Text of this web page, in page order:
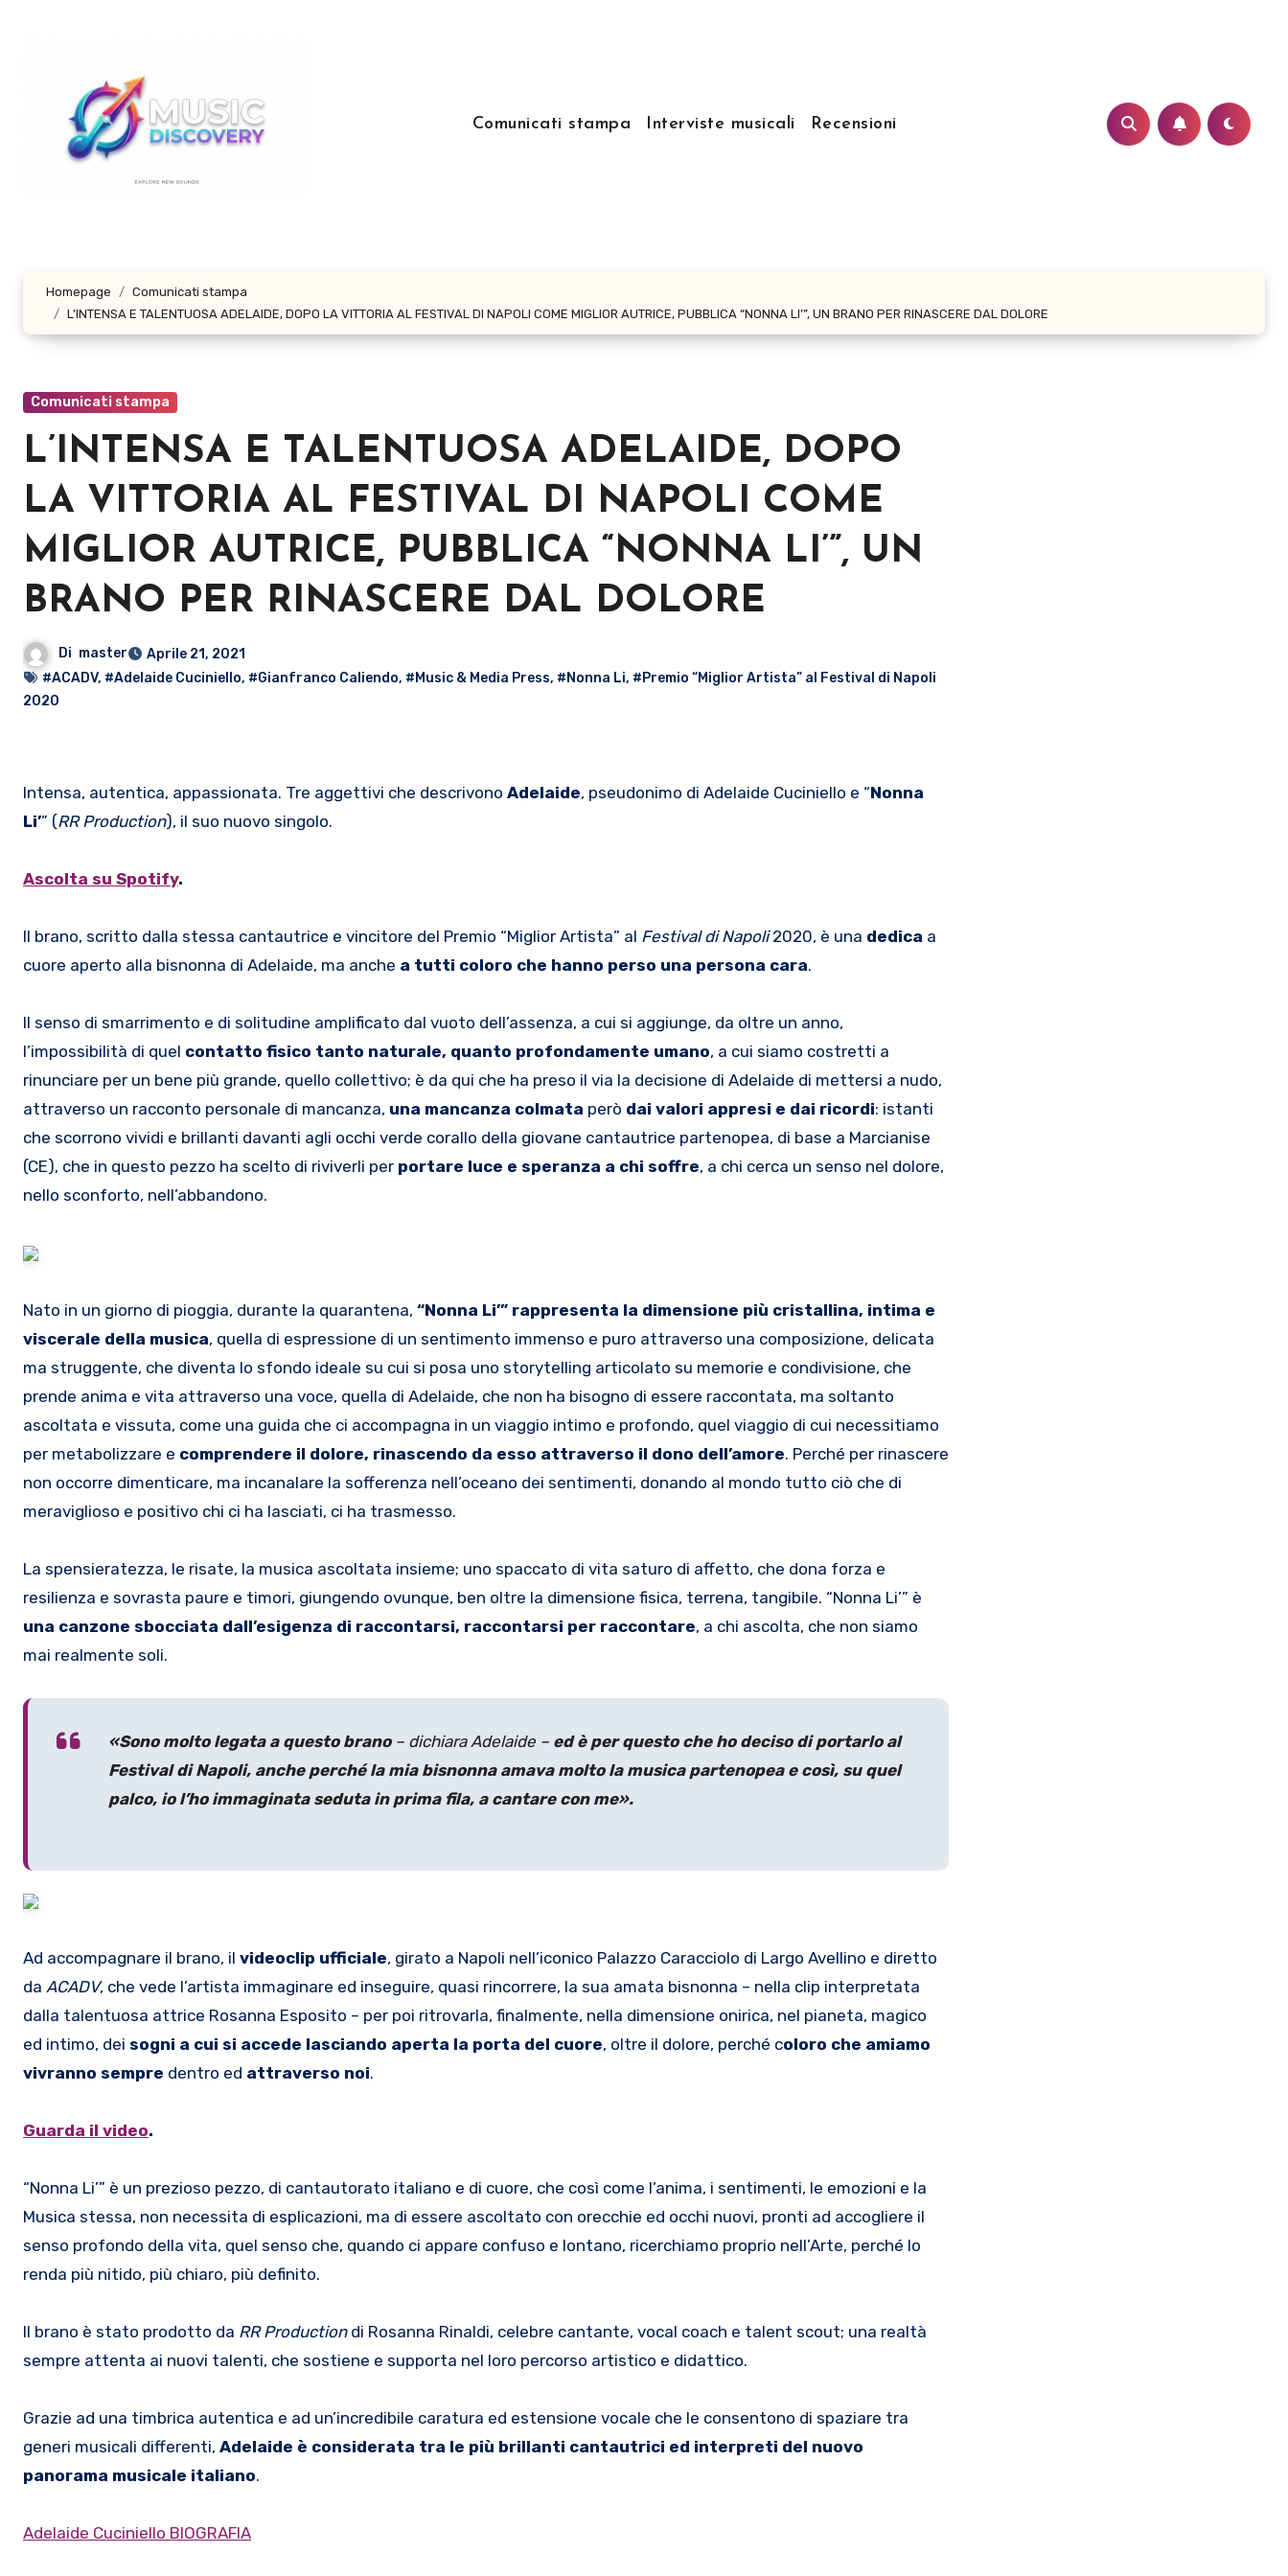
Comunicati stampa Interviste musicali Recensioni
Homepage
Comunicati stampa
L’INTENSA E TALENTUOSA ADELAIDE, DOPO LA VITTORIA AL FESTIVAL DI NAPOLI COME MIGLIOR AUTRICE, PUBBLICA “NONNA LI’”, UN BRANO PER RINASCERE DAL DOLORE
Comunicati stampa
L’INTENSA E TALENTUOSA ADELAIDE, DOPO
LA VITTORIA AL FESTIVAL DI NAPOLI COME
MIGLIOR AUTRICE, PUBBLICA “NONNA LI’”, UN
BRANO PER RINASCERE DAL DOLORE
Di master
Aprile 21, 2021
#ACADV, #Adelaide Cuciniello, #Gianfranco Caliendo, #Music & Media Press, #Nonna Li, #Premio “Miglior Artista” al Festival di Napoli
2020
Intensa, autentica, appassionata. Tre aggettivi che descrivono Adelaide, pseudonimo di Adelaide Cuciniello e “Nonna
Li’” (RR Production), il suo nuovo singolo.
Ascolta su Spotify.
Il brano, scritto dalla stessa cantautrice e vincitore del Premio “Miglior Artista” al Festival di Napoli2020, è una dedica a
cuore aperto alla bisnonna di Adelaide, ma anche a tutti coloro che hanno perso una persona cara.
Il senso di smarrimento e di solitudine amplificato dal vuoto dell’assenza, a cui si aggiunge, da oltre un anno,
l’impossibilità di quel contatto fisico tanto naturale, quanto profondamente umano, a cui siamo costretti a
rinunciare per un bene più grande, quello collettivo; è da qui che ha preso il via la decisione di Adelaide di mettersi a nudo,
attraverso un racconto personale di mancanza, una mancanza colmata però dai valori appresi e dai ricordi: istanti
che scorrono vividi e brillanti davanti agli occhi verde corallo della giovane cantautrice partenopea, di base a Marcianise
(CE), che in questo pezzo ha scelto di riviverli per portare luce e speranza a chi soffre, a chi cerca un senso nel dolore,
nello sconforto, nell’abbandono.
Nato in un giorno di pioggia, durante la quarantena, “Nonna Li’” rappresenta la dimensione più cristallina, intima e
viscerale della musica, quella di espressione di un sentimento immenso e puro attraverso una composizione, delicata
ma struggente, che diventa lo sfondo ideale su cui si posa uno storytelling articolato su memorie e condivisione, che
prende anima e vita attraverso una voce, quella di Adelaide, che non ha bisogno di essere raccontata, ma soltanto
ascoltata e vissuta, come una guida che ci accompagna in un viaggio intimo e profondo, quel viaggio di cui necessitiamo
per metabolizzare e comprendere il dolore, rinascendo da esso attraverso il dono dell’amore. Perché per rinascere
non occorre dimenticare, ma incanalare la sofferenza nell’oceano dei sentimenti, donando al mondo tutto ciò che di
meraviglioso e positivo chi ci ha lasciati, ci ha trasmesso.
La spensieratezza, le risate, la musica ascoltata insieme; uno spaccato di vita saturo di affetto, che dona forza e
resilienza e sovrasta paure e timori, giungendo ovunque, ben oltre la dimensione fisica, terrena, tangibile. “Nonna Li’” è
una canzone sbocciata dall’esigenza di raccontarsi, raccontarsi per raccontare, a chi ascolta, che non siamo
mai realmente soli.
«Sono molto legata a questo brano – dichiara Adelaide – ed è per questo che ho deciso di portarlo al
Festival di Napoli, anche perché la mia bisnonna amava molto la musica partenopea e così, su quel
palco, io l’ho immaginata seduta in prima fila, a cantare con me».
Ad accompagnare il brano, il videoclip ufficiale, girato a Napoli nell’iconico Palazzo Caracciolo di Largo Avellino e diretto
da ACADV, che vede l’artista immaginare ed inseguire, quasi rincorrere, la sua amata bisnonna – nella clip interpretata
dalla talentuosa attrice Rosanna Esposito – per poi ritrovarla, finalmente, nella dimensione onirica, nel pianeta, magico
ed intimo, dei sogni a cui si accede lasciando aperta la porta del cuore, oltre il dolore, perché coloro che amiamo
vivranno sempre dentro ed attraverso noi.
Guarda il video.
“Nonna Li’” è un prezioso pezzo, di cantautorato italiano e di cuore, che così come l’anima, i sentimenti, le emozioni e la
Musica stessa, non necessita di esplicazioni, ma di essere ascoltato con orecchie ed occhi nuovi, pronti ad accogliere il
senso profondo della vita, quel senso che, quando ci appare confuso e lontano, ricerchiamo proprio nell’Arte, perché lo
renda più nitido, più chiaro, più definito.
Il brano è stato prodotto da RR Productiondi Rosanna Rinaldi, celebre cantante, vocal coach e talent scout; una realtà
sempre attenta ai nuovi talenti, che sostiene e supporta nel loro percorso artistico e didattico.
Grazie ad una timbrica autentica e ad un’incredibile caratura ed estensione vocale che le consentono di spaziare tra
generi musicali differenti, Adelaide è considerata tra le più brillanti cantautrici ed interpreti del nuovo
panorama musicale italiano.
Adelaide Cuciniello BIOGRAFIA